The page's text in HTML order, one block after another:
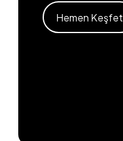
Hemen Keşfet